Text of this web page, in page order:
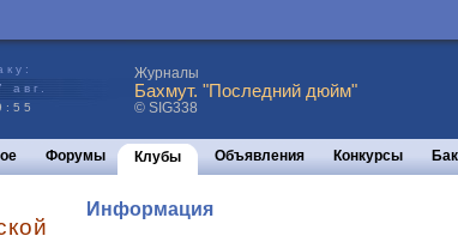
авг.
Журналы
Бахмут. "Последний дюйм"
© SIG338
Форумы Клубы Объявления Конкурсы
Информация